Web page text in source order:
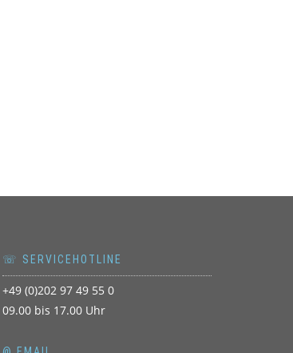
☏ SERVICEHOTLINE
+49 (0)202 97 49 55 0
09.00 bis 17.00 Uhr